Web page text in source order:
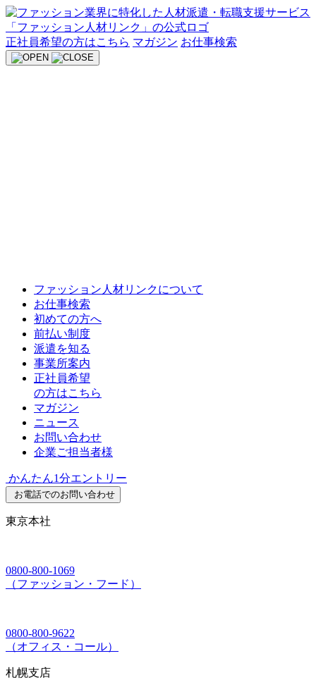
Skip
to
content
正社員希望の方はこちら マガジン お仕事検索
ファッション人材リンクについて
お仕事検索
初めての方へ
前払い制度
派遣を知る
事業所案内
正社員希望
の方はこちら
マガジン
ニュース
お問い合わせ
企業ご担当者様
かんたん1分エントリー
お電話でのお問い合わせ
東京本社
0800-800-1069
（ファッション・フード）
0800-800-9622
（オフィス・コール）
札幌支店